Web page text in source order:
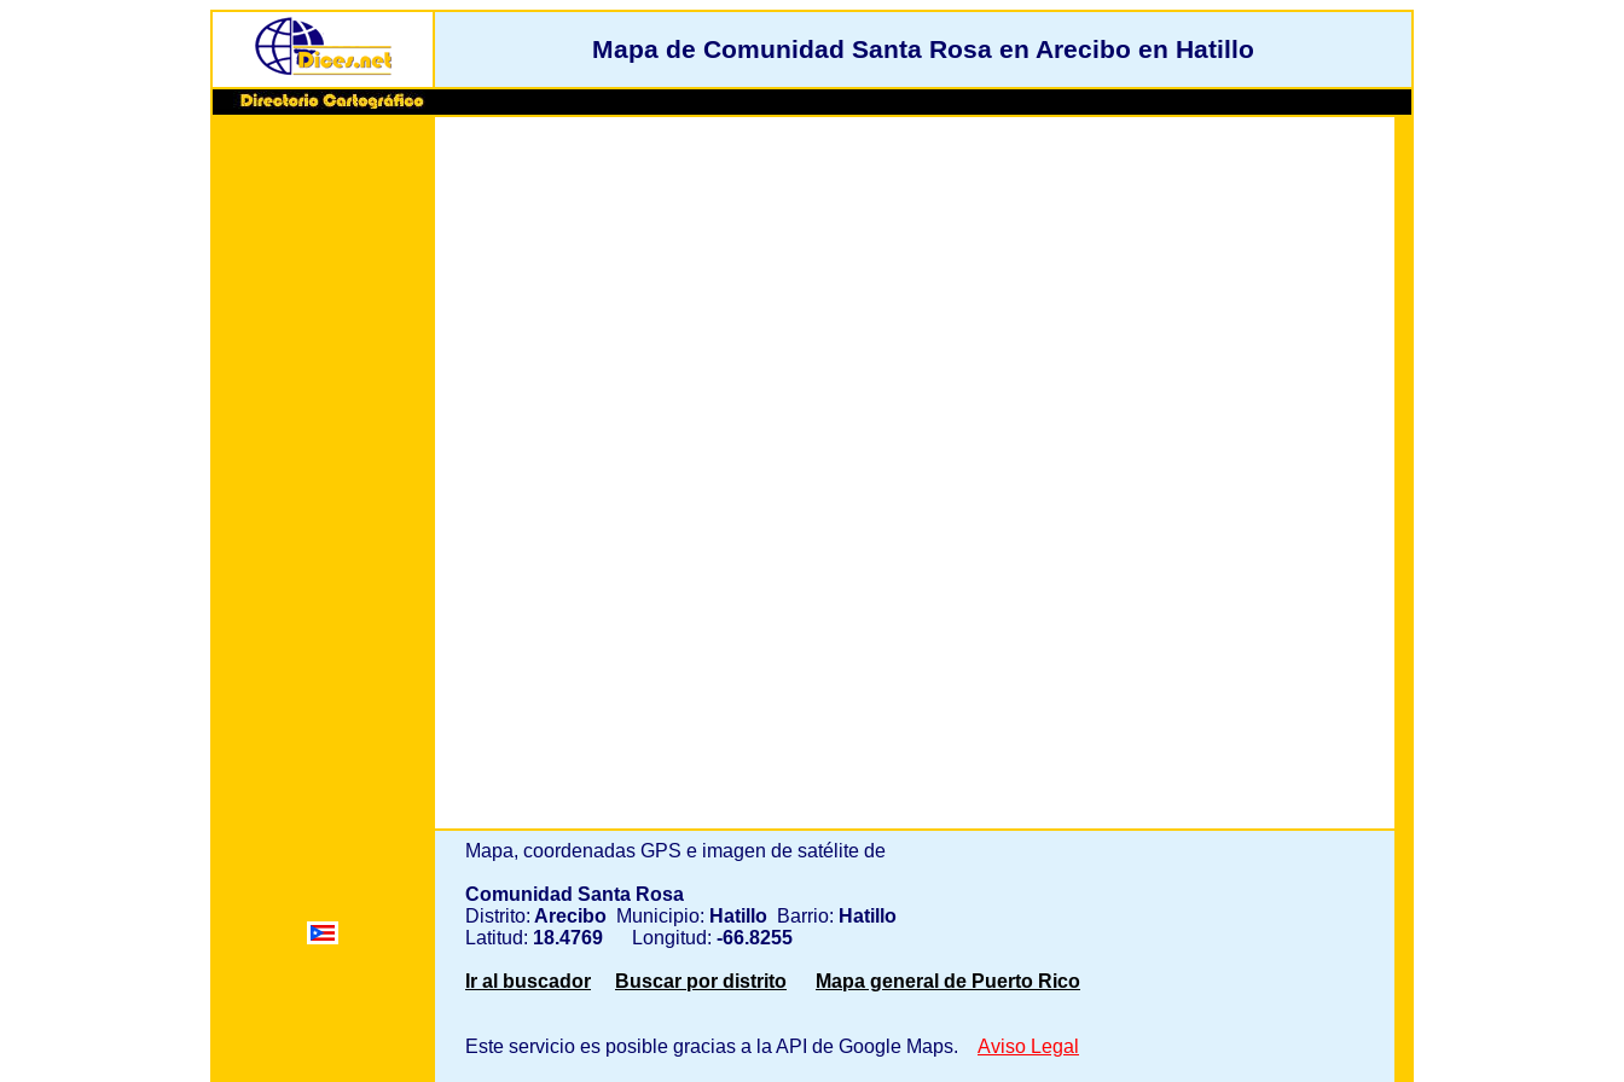
Mapa de Comunidad Santa Rosa en Arecibo en Hatillo
Mapa, coordenadas GPS e imagen de satélite de
Comunidad Santa Rosa
Distrito: Arecibo Municipio: Hatillo Barrio: Hatillo
Latitud: 18.4769 Longitud: -66.8255
Ir al buscador Buscar por distrito Mapa general de Puerto Rico
Este servicio es posible gracias a la API de Google Maps. Aviso Legal